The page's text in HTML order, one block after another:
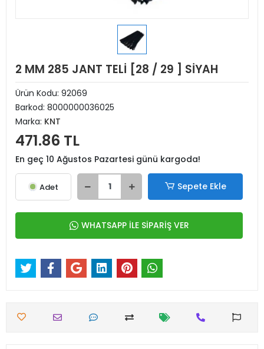
2 MM 285 JANT TELİ [28 / 29 ] SİYAH
Ürün Kodu: 92069
Barkod: 8000000036025
Marka: KNT
471.86 TL
En geç 10 Ağustos Pazartesi günü kargoda!
Adet Sepete Ekle
WHATSAPP İLE SİPARİŞ VER